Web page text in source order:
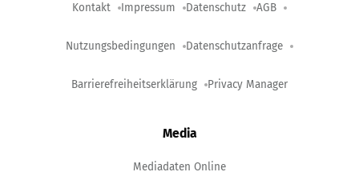
Kontakt Impressum Datenschutz AGB
Nutzungsbedingungen Datenschutzanfrage
Barrierefreiheitserklärung Privacy Manager
Media
Mediadaten Online